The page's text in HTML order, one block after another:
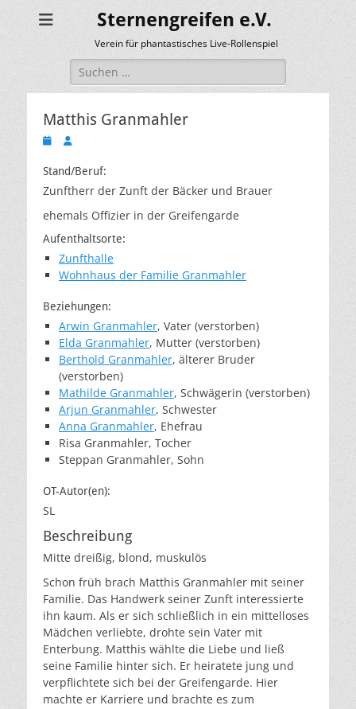
Sternengreifen e.V.
Verein für phantastisches Live-Rollenspiel
Suchen
nach:
Matthis Granmahler
Veröffentlicht
Autor
Stand/Beruf:
Zunftherr der Zunft der Bäcker und Brauer
ehemals Offizier in der Greifengarde
Aufenthaltsorte:
Zunfthalle
Wohnhaus der Familie Granmahler
Beziehungen:
Arwin Granmahler, Vater (verstorben)
Elda Granmahler, Mutter (verstorben)
Berthold Granmahler, älterer Bruder
(verstorben)
Mathilde Granmahler, Schwägerin (verstorben)
Arjun Granmahler, Schwester
Anna Granmahler, Ehefrau
Risa Granmahler, Tocher
Steppan Granmahler, Sohn
OT-Autor(en):
SL
Beschreibung
Mitte dreißig, blond, muskulös
Schon früh brach Matthis Granmahler mit seiner
Familie. Das Handwerk seiner Zunft interessierte
ihn kaum. Als er sich schließlich in ein mittelloses
Mädchen verliebte, drohte sein Vater mit
Enterbung. Matthis wählte die Liebe und ließ
seine Familie hinter sich. Er heiratete jung und
verpflichtete sich bei der Greifengarde. Hier
machte er Karriere und brachte es zum